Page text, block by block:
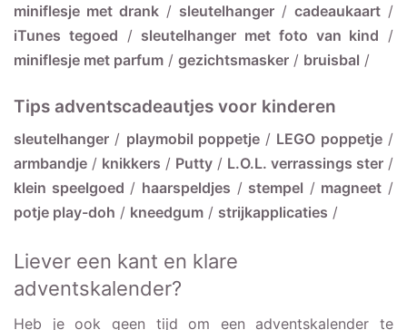
miniflesje met drank / sleutelhanger / cadeaukaart /
iTunes tegoed / sleutelhanger met foto van kind /
miniflesje met parfum / gezichtsmasker / bruisbal /
Tips adventscadeautjes voor kinderen
sleutelhanger / playmobil poppetje/ LEGO poppetje/
armbandje / knikkers / Putty / L.O.L. verrassings ster /
klein speelgoed / haarspeldjes / stempel / magneet /
potje play-doh / kneedgum / strijkapplicaties /
Liever een kant en klare
adventskalender?
Heb je ook geen tijd om een adventskalender te